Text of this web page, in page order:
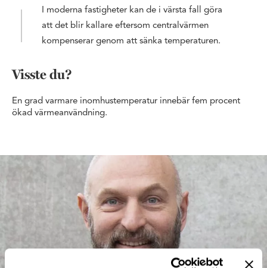
I moderna fastigheter kan de i värsta fall göra
att det blir kallare eftersom centralvärmen
kompenserar genom att sänka temperaturen.
Visste du?
En grad varmare inomhustemperatur innebär fem procent
ökad värmeanvändning.